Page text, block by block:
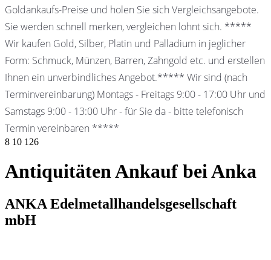
Goldankaufs-Preise und holen Sie sich Vergleichsangebote.
Sie werden schnell merken, vergleichen lohnt sich. *****
Wir kaufen Gold, Silber, Platin und Palladium in jeglicher
Form: Schmuck, Münzen, Barren, Zahngold etc. und erstellen
Ihnen ein unverbindliches Angebot.***** Wir sind (nach
Terminvereinbarung) Montags - Freitags 9:00 - 17:00 Uhr und
Samstags 9:00 - 13:00 Uhr - für Sie da - bitte telefonisch
Termin vereinbaren *****
8 10 126
Antiquitäten Ankauf bei Anka
ANKA Edelmetallhandelsgesellschaft
mbH